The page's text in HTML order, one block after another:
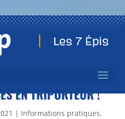
EN TRIPORTEUR !
| Informations pratiques,